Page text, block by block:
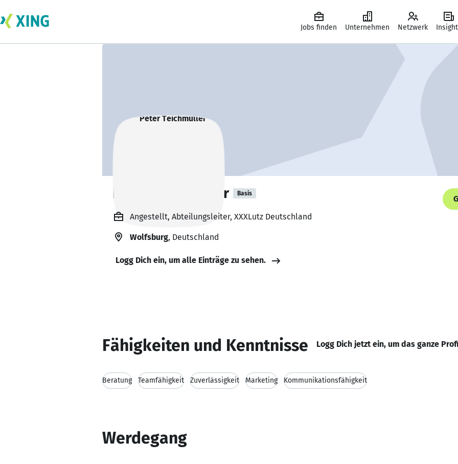
Jobs finden Unternehmen Netzwerk
Peter Teichmüller Basis
Angestellt, Abteilungsleiter, XXXLutz Deutschland
Wolfsburg, Deutschland
Logg Dich ein, um alle Einträge zu sehen.
Fähigkeiten und Kenntnisse Logg Dich jetzt ein, um das ganze
Beratung Teamfähigkeit Zuverlässigkeit Marketing Kommunikationsfähigkeit
Werdegang